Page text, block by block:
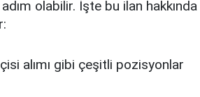
olabilir. İşte bu ilan hakkında
alımı gibi çeşitli pozisyonlar